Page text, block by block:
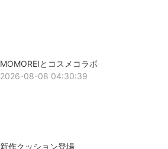
MOMOREIとコスメコラボ
2026-08-08 04:30:39
新作クッション登場